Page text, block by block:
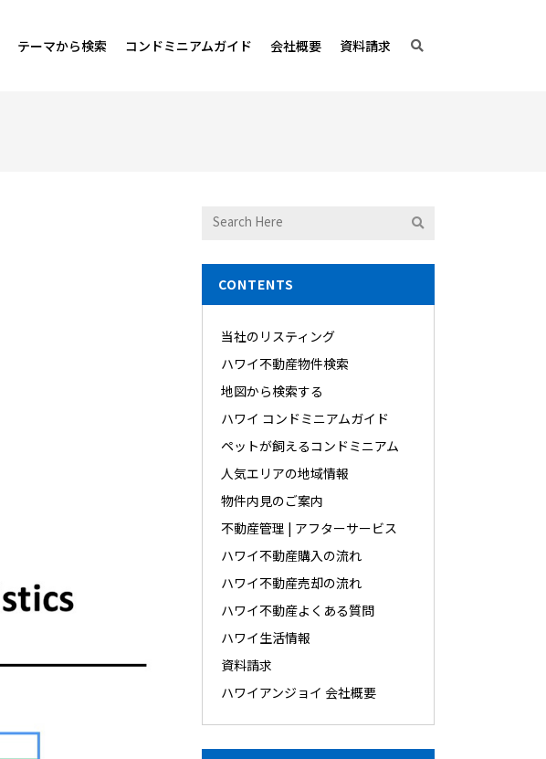
テーマから検索 コンドミニアムガイド 会社概要 資料請求
CONTENTS
当社のリスティング
ハワイ不動産物件検索
地図から検索する
ハワイ コンドミニアムガイド
ペットが飼えるコンドミニアム
人気エリアの地域情報
物件内見のご案内
不動産管理 | アフターサービス
ハワイ不動産購入の流れ
ハワイ不動産売却の流れ
ハワイ不動産よくある質問
ハワイ生活情報
資料請求
ハワイアンジョイ 会社概要